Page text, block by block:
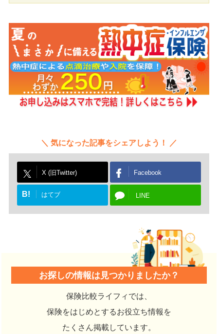
気になった記事をシェアしよう！
X (旧Twitter) Facebook
B! はてブ LINE
お探しの情報は見つかりましたか？
保険比較ライフィでは、
保険をはじめとするお役立ち情報を
たくさん掲載しています。